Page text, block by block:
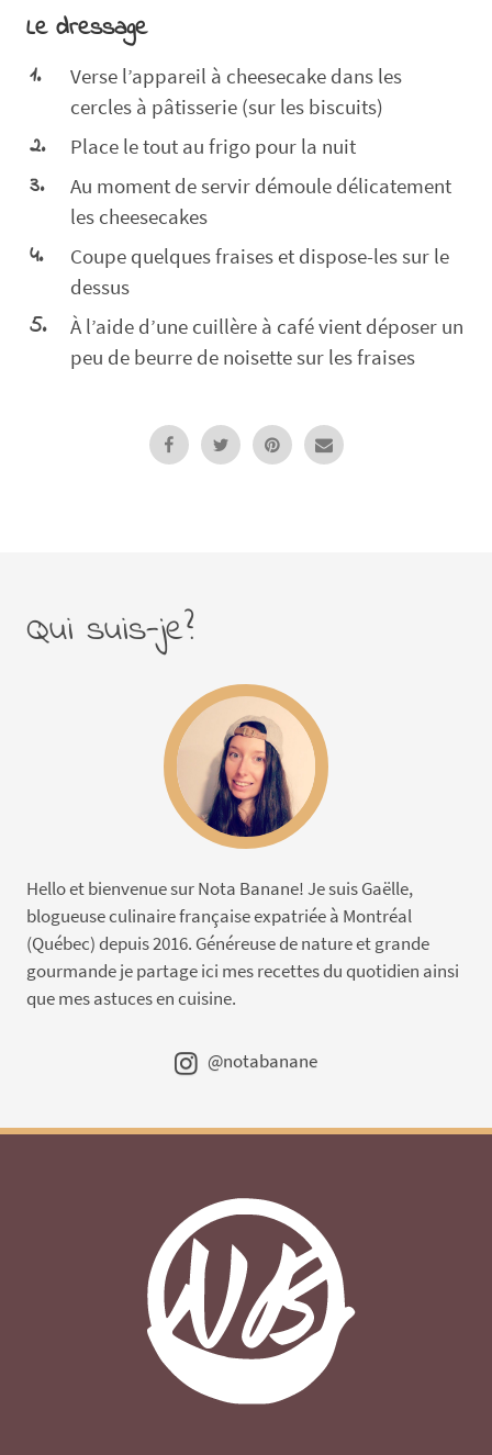
Le dressage
Verse l’appareil à cheesecake dans les
cercles à pâtisserie (sur les biscuits)
Place le tout au frigo pour la nuit
Au moment de servir démoule délicatement
les cheesecakes
Coupe quelques fraises et dispose-les sur le
dessus
À l’aide d’une cuillère à café vient déposer un
peu de beurre de noisette sur les fraises
Qui suis-je?
Hello et bienvenue sur Nota Banane! Je suis Gaëlle,
blogueuse culinaire française expatriée à Montréal
(Québec) depuis 2016. Généreuse de nature et grande
gourmande je partage ici mes recettes du quotidien ainsi
que mes astuces en cuisine.
@notabanane